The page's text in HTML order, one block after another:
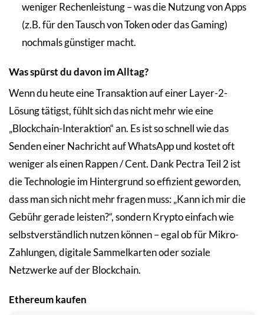
weniger Rechenleistung – was die Nutzung von Apps
(z.B. für den Tausch von Token oder das Gaming)
nochmals günstiger macht.
Was spürst du davon im Alltag?
Wenn du heute eine Transaktion auf einer Layer-2-
Lösung tätigst, fühlt sich das nicht mehr wie eine
„Blockchain-Interaktion“ an. Es ist so schnell wie das
Senden einer Nachricht auf WhatsApp und kostet oft
weniger als einen Rappen / Cent. Dank Pectra Teil 2 ist
die Technologie im Hintergrund so effizient geworden,
dass man sich nicht mehr fragen muss: „Kann ich mir die
Gebühr gerade leisten?“, sondern Krypto einfach wie
selbstverständlich nutzen können – egal ob für Mikro-
Zahlungen, digitale Sammelkarten oder soziale
Netzwerke auf der Blockchain.
Ethereum kaufen